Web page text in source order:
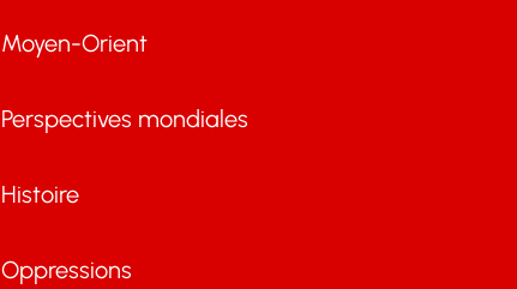
Moyen-Orient
Perspectives mondiales
Histoire
Oppressions